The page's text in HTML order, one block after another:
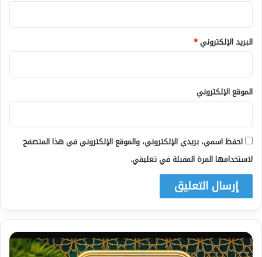
البريد الإلكتروني*
الموقع الإلكتروني
احفظ اسمي، بريدي الإلكتروني، والموقع الإلكتروني في هذا المتصفح
لاستخدامها المرة المقبلة في تعليقي.